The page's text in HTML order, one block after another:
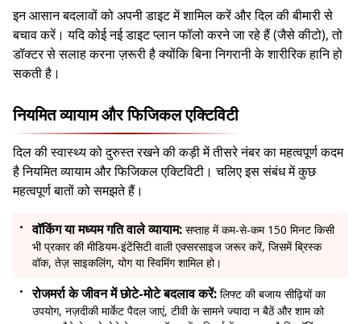
इन आसान बदलावों को अपनी डाइट में शामिल करें और दिल की बीमारी से
बचाव करें। यदि कोई नई डाइट प्लान फॉलो करने जा रहे हैं (जैसे कीटो), तो
डॉक्टर से सलाह करना ज़रूरी है क्योंकि बिना निगरानी के शारीरिक हानि हो
सकती है।
नियमित व्यायाम और फिजिकल एक्टिविटी
दिल की स्वास्थ्य को दुरुस्त रखने की कड़ी में तीसरे नंबर का महत्वपूर्ण कदम
है नियमित व्यायाम और फिजिकल एक्टिविटी। चलिए इस संबंध में कुछ
महत्वपूर्ण बातों को समझते हैं।
वॉकिंग या मध्यम गति वाले व्यायाम: सप्ताह में कम-से-कम 150 मिनट किसी
भी प्रकार की मीडियम-इंटेंसिटी वाली एक्सरसाइज जरूर करें, जिसमें ब्रिस्क
वॉक, तेज़ साइकलिंग, योग या स्विमिंग शामिल हो।
रोजमर्रा के जीवन में छोटे-मोटे बदलाव करें: लिफ्ट की बजाय सीढ़ियों का
उपयोग, नज़दीकी मार्केट पैदल जाएं, टीवी के सामने ज्यादा न बैठें और शाम को